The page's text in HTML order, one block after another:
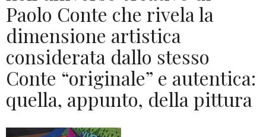
Paolo Conte che rivela la
dimensione artistica
considerata dallo stesso
Conte “originale” e autentica:
quella, appunto, della pittura